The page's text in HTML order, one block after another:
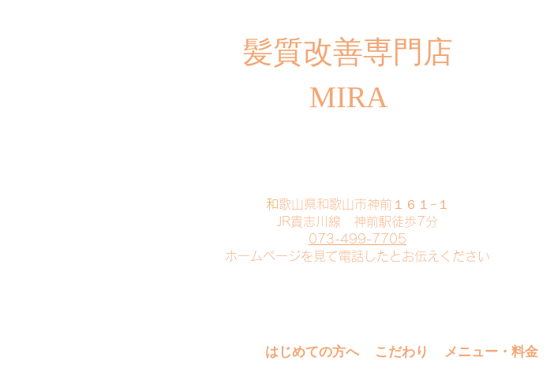
​髪質改善専門店
MIRA
​和歌山県和歌山市神前１６１−１
JR貴志川線 神前駅徒歩7分
073-499-7705
​ホームページを見て電話したとお伝えください
はじめての方へ こだわり メニュー・料金